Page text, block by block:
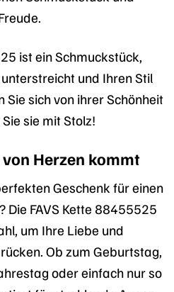
ist ein Schmuckstück,
und Ihren Stil
sich von ihrer Schönheit
sie mit Stolz!
Herzen kommt
Geschenk für einen
Die FAVS Kette 88455525
um Ihre Liebe und
Ob zum Geburtstag,
oder einfach nur so